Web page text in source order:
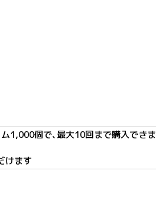
1,000個で、最大10回まで購入できま
けます